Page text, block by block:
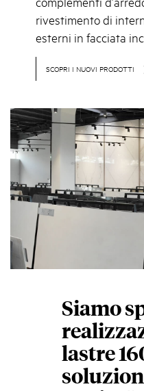
rivestimento di
esterni in facciata
SCOPRI I NUOVI PRODOTTI
Siamo
lastre